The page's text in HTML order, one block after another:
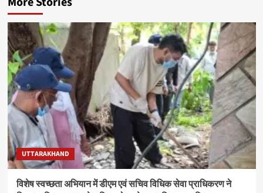
UTTARAKHAND
विशेष स्वच्छता अभियान में डीएम एवं सचिव विधिक सेवा प्राधिकरण ने